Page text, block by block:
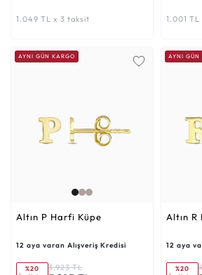
1.049 TL x 3 taksit 1.001
AYNI GÜN KARGO
Altın P Harfi Küpe
12 aya varan Alışveriş Kredisi
%20 3.923 TL
AYNI GÜN
Altın
12 aya
%20